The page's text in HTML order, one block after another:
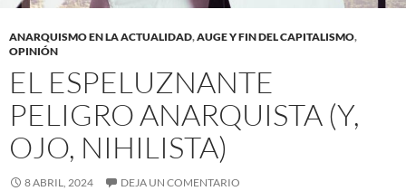
ANARQUISMO EN LA ACTUALIDAD,AUGE Y FIN DEL CAPITALISMO,
OPINIÓN
EL ESPELUZNANTE
PELIGRO ANARQUISTA (Y,
OJO, NIHILISTA)
8 ABRIL, 2024 DEJA UN COMENTARIO